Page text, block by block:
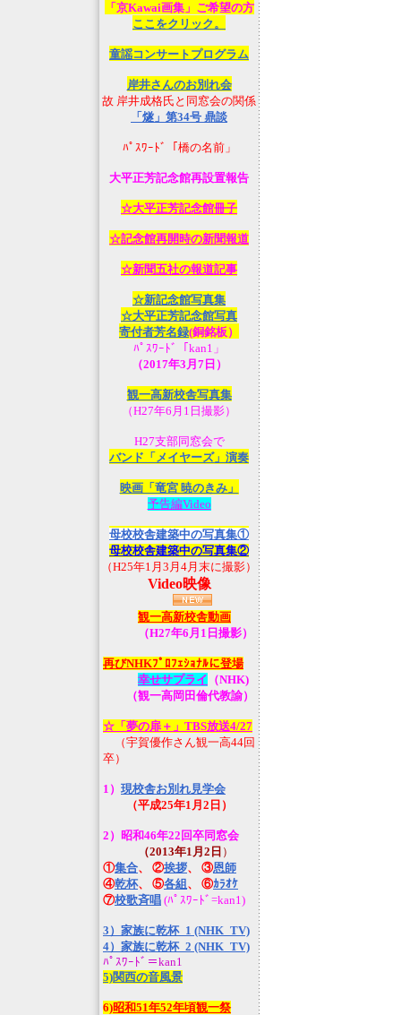
「京Kawai画集」ご希望の方
ここをクリック。
童謡コンサートプログラム
岸井さんのお別れ会
故 岸井成格氏と同窓会の関係
「燧」第34号 鼎談
ﾊﾟｽﾜｰﾄﾞ「橋の名前」
大平正芳記念館再設置報告
☆大平正芳記念館冊子
☆記念館再開時の新聞報道
☆新聞五社の報道記事
☆新記念館写真集
☆大平正芳記念館写真
寄付者芳名録(銅銘板）
ﾊﾟｽﾜｰﾄﾞ「kan1」
（2017年3月7日）
観一高新校舎写真集
（H27年6月1日撮影）
H27支部同窓会で
バンド「メイヤーズ」演奏
映画「竜宮 暁のきみ」
予告編Video
母校校舎建築中の写真集①
母校校舎建築中の写真集②
（H25年1月3月4月末に撮影）
Video映像
観一高新校舎動画
（H27年6月1日撮影）
再びNHKﾌﾟﾛﾌｪｼｮﾅﾙに登場
幸せサプライ （NHK)
（観一高岡田倫代教諭）
☆「夢の扉＋」TBS放送4/27
（宇賀優作さん観一高44回
卒）
1） 現校舎お別れ見学会
（平成25年1月2日）
2）昭和46年22回卒同窓会
（2013年1月2日 ）
①集合、 ②挨拶、 ③恩師
④乾杯、 ⑤各組 、 ⑥ｶﾗｵｹ
⑦校歌斉唱 (ﾊﾟｽﾜｰﾄﾞ=kan1)
3）家族に乾杯_1 (NHK_TV)
4）家族に乾杯_2 (NHK_TV)
ﾊﾟｽﾜｰﾄﾞ＝kan1
5)関西の音風景
6)昭和51年52年頃観一祭